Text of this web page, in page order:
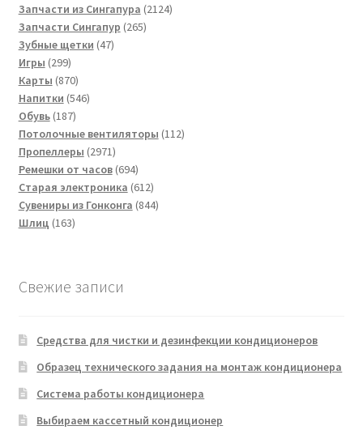
товаров
Запчасти из Сингапура 21242124
Запчасти Сингапур 265265
Зубные щетки 4747
Игры 299299
товаров
Карты 870870
товаров
Напитки 546546
Обувь 187187
товаров
Потолочные вентиляторы 112112
Пропеллеры 29712971
товар
Ремешки от часов 694694
товара
Старая электроника 612612
товаров
Сувениры из Гонконга 844844
Шлиц 163163
Свежие записи
Средства для чистки и дезинфекции кондиционеров
Образец технического задания на монтаж кондиционера
Система работы кондиционера
Выбираем кассетный кондиционер